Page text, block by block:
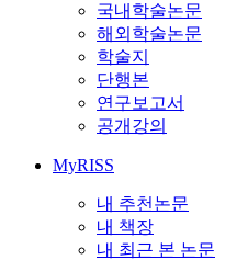
국내학술논문
해외학술논문
학술지
단행본
연구보고서
공개강의
MyRISS
내 추천논문
내 책장
내 최근 본 논문